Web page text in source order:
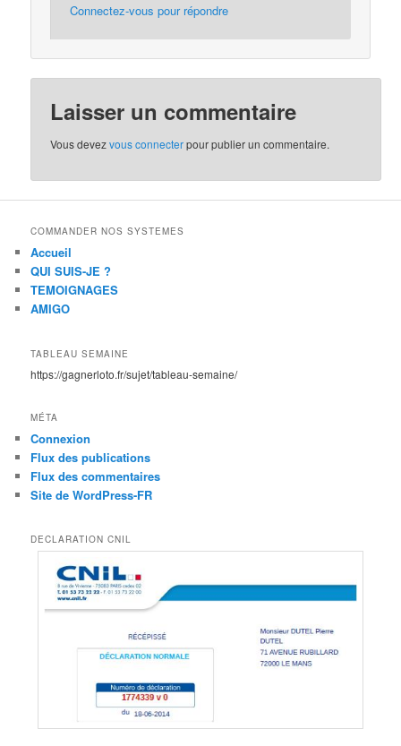
Connectez-vous pour répondre
Laisser un commentaire
Vous devezvous connecterpour publier un commentaire.
COMMANDER NOS SYSTEMES
Accueil
QUI SUIS-JE ?
TEMOIGNAGES
AMIGO
TABLEAU SEMAINE
https://gagnerloto.fr/sujet/tableau-semaine/
MÉTA
Connexion
Flux des publications
Flux des commentaires
Site de WordPress-FR
DECLARATION CNIL